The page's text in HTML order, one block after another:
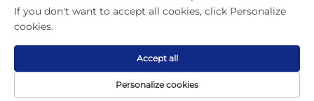
नीति
If you don't want to accept all cookies, click Personalize
cookies.
Personalize cookies
Accept all